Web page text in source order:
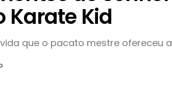
Karate Kid
que o pacato mestre ofereceu a